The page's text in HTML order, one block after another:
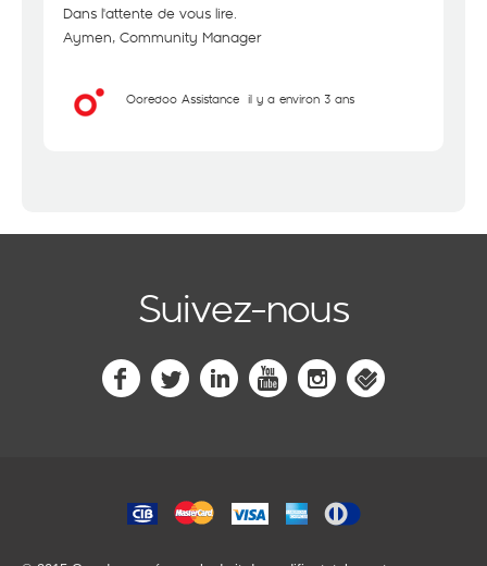
Dans l'attente de vous lire.
Aymen, Community Manager
Ooredoo Assistance il y a environ 3 ans
Suivez-nous